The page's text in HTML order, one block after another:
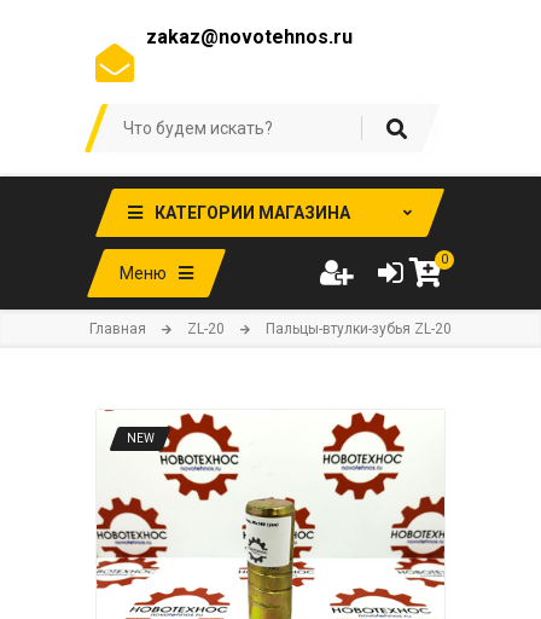
zakaz@novotehnos.ru
КАТЕГОРИИ МАГАЗИНА
Меню
0
Главная ZL-20 Пальцы-втулки-зубья ZL-20
NEW